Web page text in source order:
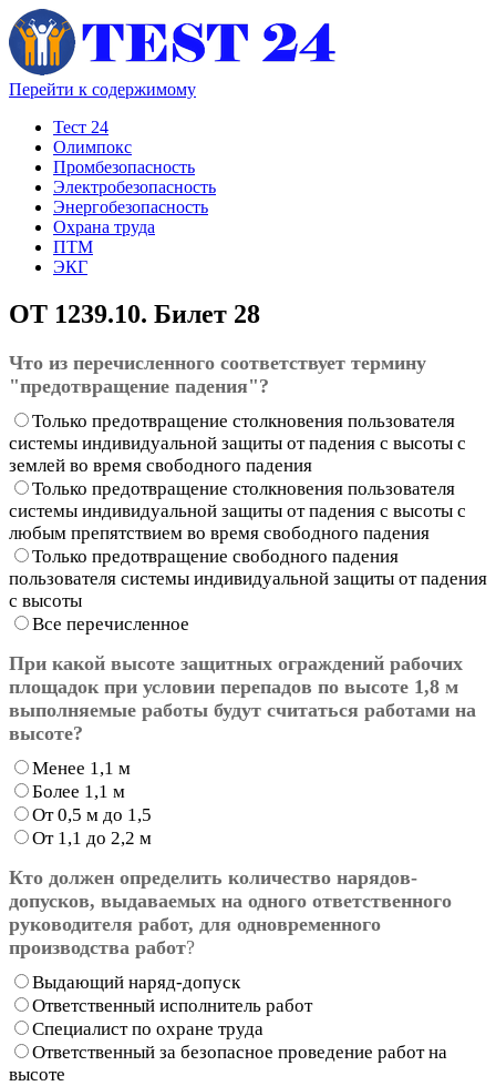
Перейти к содержимому
Тест 24
Олимпокс
Промбезопасность
Электробезопасность
Энергобезопасность
Охрана труда
ПТМ
ЭКГ
ОТ 1239.10. Билет 28
Что из перечисленного соответствует термину
"предотвращение падения"?
Только предотвращение столкновения пользователя
системы индивидуальной защиты от падения с высоты с
землей во время свободного падения
Только предотвращение столкновения пользователя
системы индивидуальной защиты от падения с высоты с
любым препятствием во время свободного падения
Только предотвращение свободного падения
пользователя системы индивидуальной защиты от падения
с высоты
Все перечисленное
При какой высоте защитных ограждений рабочих
площадок при условии перепадов по высоте 1,8 м
выполняемые работы будут считаться работами на
высоте?
Менее 1,1 м
Более 1,1 м
От 0,5 м до 1,5
От 1,1 до 2,2 м
Кто должен определить количество нарядов-
допусков, выдаваемых на одного ответственного
руководителя работ, для одновременного
производства работ?
Выдающий наряд-допуск
Ответственный исполнитель работ
Специалист по охране труда
Ответственный за безопасное проведение работ на
высоте